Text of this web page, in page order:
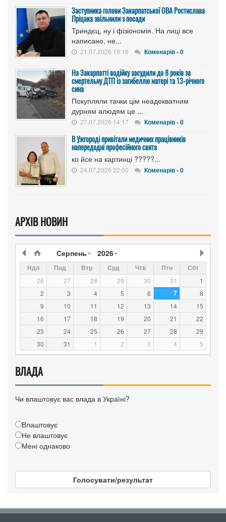
Заступника голови Закарпатської ОВА Ростислава
Пріцака звільнили з посади
Триндєц, ну і фізіономія. На лиці все
написано, не...
21.07.2026 19:16 Коменарів - 0
На Закарпатті водійку засудили до 8 років за
смертельну ДТП із загибеллю матері та 13-річного
сина
Покупляли тачки цім неадекватним
дурням алюдям це ...
27.07.2026 14:17 Коменарів - 0
В Ужгороді привітали медичних працівників
напередодні професійного свята
ко йсе на картинці ?????...
24.07.2026 22:00 Коменарів - 0
АРХІВ НОВИН
Серпень 2026
Ндл Пнд Втр Срд Чтв Птн Сбт
26 27 28 29 30 31
1
2
3 4 5 6 7
8
9
10 11 12 13 14
15
16
17 18 19 20 21
22
23
24 25 26 27 28
29
30
31 1 2 3 4 5
ВЛАДА
Чи влаштовує вас влада в Україні?
Влаштовує
Не влаштовує
Мені однаково
Голосувати/результат